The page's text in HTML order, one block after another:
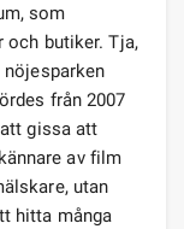
som
och butiker. Tja,
från 2007
gissa att
av film
utan
hitta många